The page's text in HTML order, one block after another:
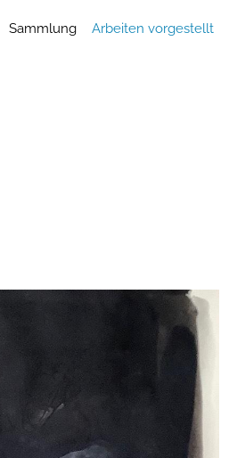
Sammlung Arbeiten vorgestellt